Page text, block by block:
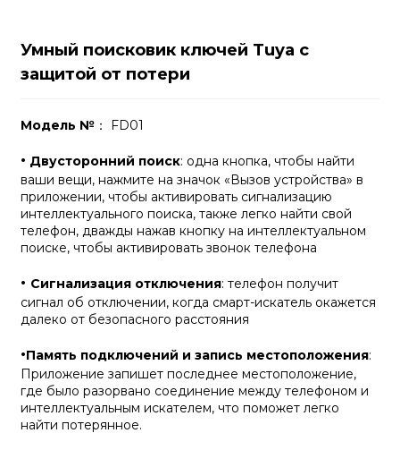
Умный поисковик ключей Tuya с
защитой от потери
Модель №： FD01
· Двусторонний поиск: одна кнопка, чтобы найти
ваши вещи, нажмите на значок «Вызов устройства» в
приложении, чтобы активировать сигнализацию
интеллектуального поиска, также легко найти свой
телефон, дважды нажав кнопку на интеллектуальном
поиске, чтобы активировать звонок телефона
· Сигнализация отключения: телефон получит
сигнал об отключении, когда смарт-искатель окажется
далеко от безопасного расстояния
·Память подключений и запись местоположения:
Приложение запишет последнее местоположение,
где было разорвано соединение между телефоном и
интеллектуальным искателем, что поможет легко
найти потерянное.